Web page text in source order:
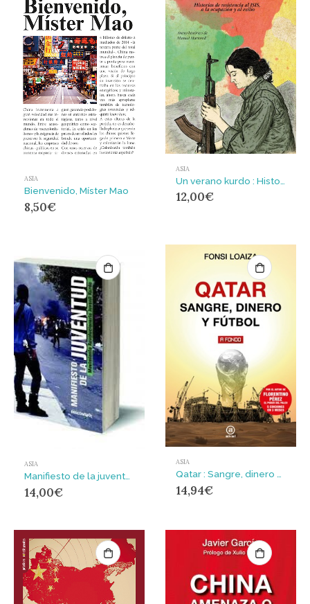
ASIA
Bienvenido, Míster Mao
8,50€
ASIA
12,00€
ASIA
14,00€
ASIA
Qatar : Sangre, dinero y fútbol
14,94€